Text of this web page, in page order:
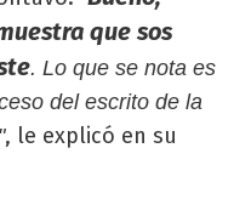
que sos
. Lo que se nota es
del escrito de la
, le explicó en su